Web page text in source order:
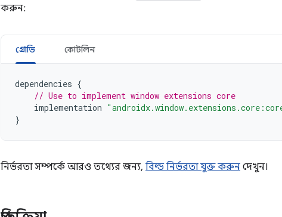
করুন:
গ্রোভি কোটলিন
dependencies {
// Use to implement window extensions core
implementation
}
নির্ভরতা সম্পর্কে আরও তথ্যের জন্য, বিল্ড নির্ভরতা যুক্ত করুন দেখুন।